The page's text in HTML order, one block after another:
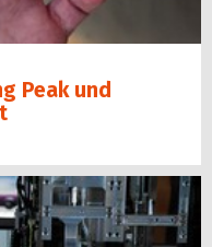
Peak und